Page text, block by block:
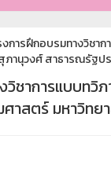
การฝึกอบรมทางวิชา
นุวงศ์ สาธารณรัฐปร
ชาการแบบทวิ
สตร์ มหาวิทย